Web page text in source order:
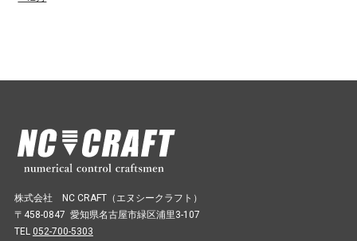
株式会社 NC CRAFT（エヌシークラフト）
〒458-0847 愛知県名古屋市緑区浦里3-107
TEL 052-700-5303